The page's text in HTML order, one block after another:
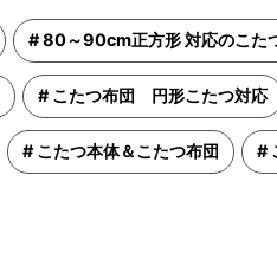
80～90cm正方形 対応のこた
こたつ布団 円形こたつ対応
こたつ本体＆こたつ布団